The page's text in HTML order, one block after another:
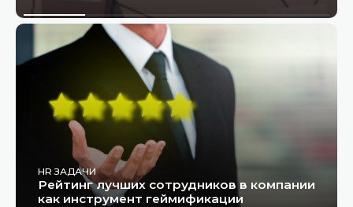
HR ЗАДАЧИ
Рейтинг лучших сотрудников в компании
как инструмент геймификации